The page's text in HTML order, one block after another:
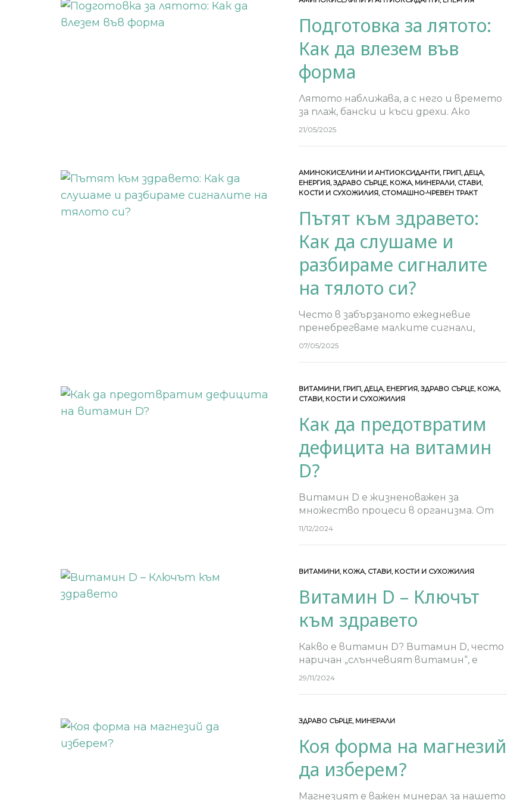
Подготовка за лятото:
Как да влезем във
форма
Лятото наближава, а с него и времето
за плаж, бански и къси дрехи. Ако
искате да се чувствате уверени в
21/05/2025
АМИНОКИСЕЛИНИ И АНТИОКСИДАНТИ, ГРИП,ДЕЦА,
ЕНЕРГИЯ,ЗДРАВО СЪРЦЕ, КОЖА, МИНЕРАЛИ, СТАВИ,
КОСТИ И СУХОЖИЛИЯ, СТОМАШНО-ЧРЕВЕН ТРАКТ
Пътят към здравето:
Как да слушаме и
разбираме сигналите
на тялото си?
Често в забързаното ежедневие
пренебрегваме малките сигнали,
които ни изпраща тялото. Умора,
организмът…
07/05/2025
ВИТАМИНИ, ГРИП,ДЕЦА, ЕНЕРГИЯ,ЗДРАВО СЪРЦЕ, КОЖА,
СТАВИ, КОСТИ И СУХОЖИЛИЯ
Как да предотвратим
дефицита на витамин
D?
Витамин D е жизненоважен за
множество процеси в организма. От
поддържането на здрави кости до
съзнателни…
11/12/2024
ВИТАМИНИ, КОЖА, СТАВИ, КОСТИ И СУХОЖИЛИЯ
Витамин D – Ключът
към здравето
Какво е витамин D? Витамин D, често
наричан „слънчевият витамин“, е
жизненоважен за нашето здраве.
29/11/2024
ЗДРАВО СЪРЦЕ, МИНЕРАЛИ
Коя форма на магнезий
да изберем?
Магнезият е важен минерал за нашето